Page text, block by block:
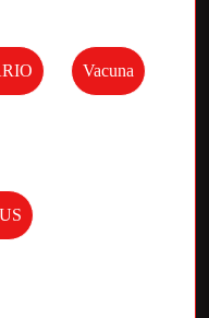
Vacuna